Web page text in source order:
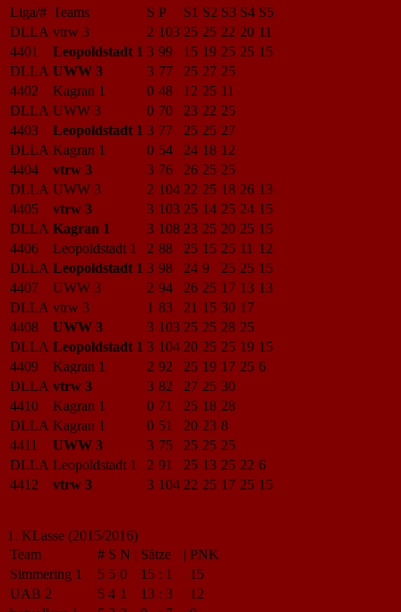
Liga/# Teams S P S1 S2 S3 S4 S5
DLLA vtrw 3 2 103 25 25 22 20 11
4401
Leopoldstadt 1 3 99 15 19 25 25 15
DLLA UWW 3 3 77 25 27 25
4402
Kagran 1 0 48 12 25 11
DLLA UWW 3 0 70 23 22 25
4403
Leopoldstadt 1 3 77 25 25 27
DLLA Kagran 1 0 54 24 18 12
4404
vtrw 3 3 76 26 25 25
DLLA UWW 3 2 104 22 25 18 26 13
4405
vtrw 3 3 103 25 14 25 24 15
DLLA Kagran 1 3 108 23 25 20 25 15
4406
Leopoldstadt 1 2 88 25 15 25 11 12
DLLA Leopoldstadt 1 3 98 24 9 25 25 15
4407
UWW 3 2 94 26 25 17 13 13
DLLA vtrw 3 1 83 21 15 30 17
4408
UWW 3 3 103 25 25 28 25
DLLA Leopoldstadt 1 3 104 20 25 25 19 15
4409
Kagran 1 2 92 25 19 17 25 6
DLLA vtrw 3 3 82 27 25 30
4410
Kagran 1 0 71 25 18 28
DLLA Kagran 1 0 51 20 23 8
4411
UWW 3 3 75 25 25 25
DLLA Leopoldstadt 1 2 91 25 13 25 22 6
4412
vtrw 3 3 104 22 25 17 25 15
1. KLasse (2015/2016)
Team
# S N | Sätze | PNK
Simmering 1
5 5 0 15 : 1
15
UAB 2
5 4 1 13 : 3
12